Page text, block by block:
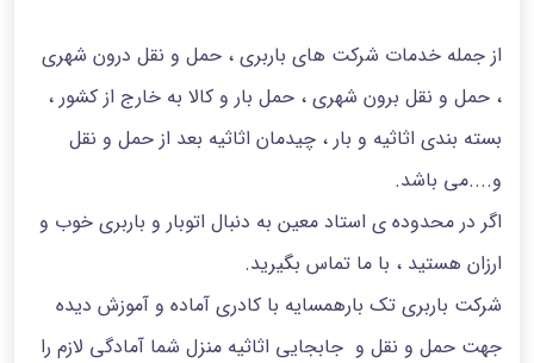
از جمله خدمات شرکت های باربری ، حمل و نقل درون شهری
، حمل و نقل برون شهری ، حمل بار و کالا به خارج از کشور ،
بسته بندی اثاثیه و بار ، چیدمان اثاثیه بعد از حمل و نقل
و....می باشد.
اگر در محدوده ی استاد معین به دنبال اتوبار و باربری خوب و
ارزان هستید ، با ما تماس بگیرید.
شرکت باربری تک بارهمسایه با کادری آماده و آموزش دیده
جهت حمل و نقل و جابجایی اثاثیه منزل شما آمادگی لازم را